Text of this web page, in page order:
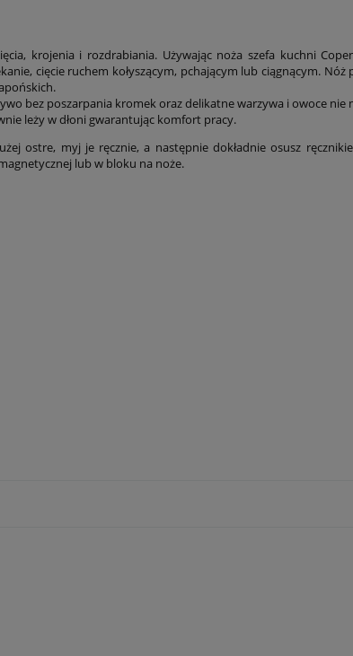
krojenia i rozdrabiania. Używając noża szefa kuchni
cięcie ruchem kołyszącym, pchającym lub ciągnącym. Nóż
bez poszarpania kromek oraz delikatne warzywa i owoce nie
leży w dłoni gwarantując komfort pracy.
ostre, myj je ręcznie, a następnie dokładnie osusz
lub w bloku na noże.